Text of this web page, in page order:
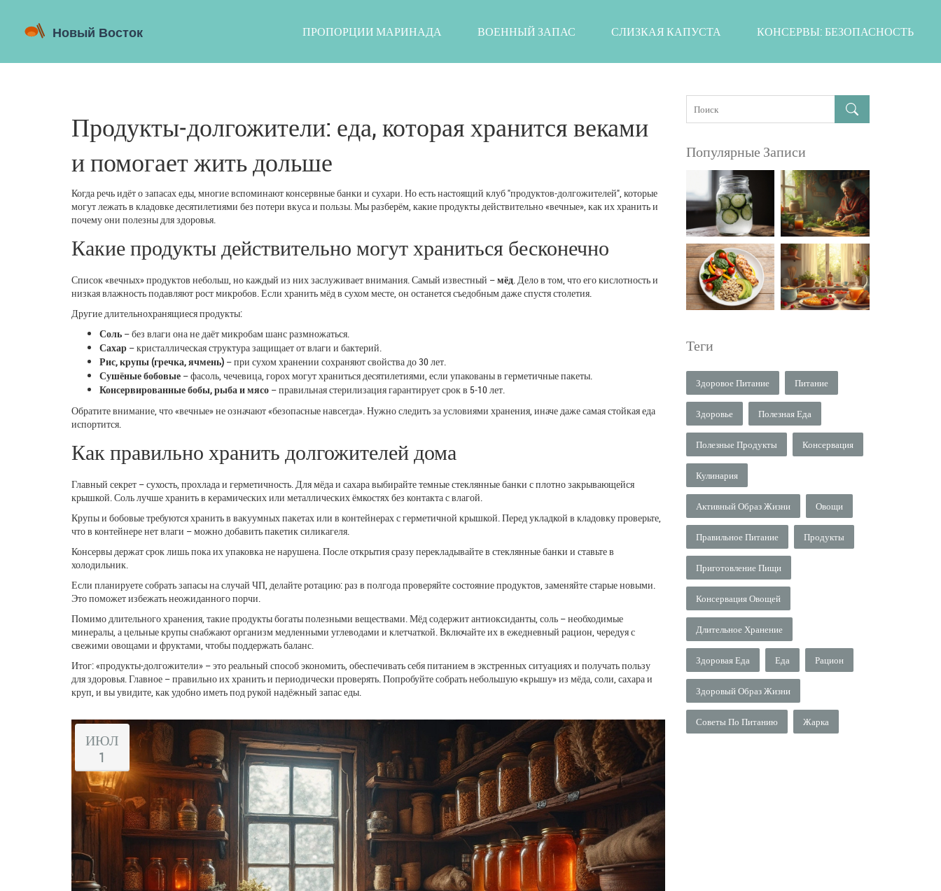
ПРОПОРЦИИ МАРИНАДА ВОЕННЫЙ ЗАПАС СЛИЗКАЯ КАПУСТА КОНСЕРВЫ: БЕЗОПАСНОСТЬ
Продукты‑долгожители: еда, которая хранится веками
и помогает жить дольше
Когда речь идёт о запасах еды, многие вспоминают консервные банки и сухари. Но есть настоящий клуб "продуктов‑долгожителей", которые
могут лежать в кладовке десятилетиями без потери вкуса и пользы. Мы разберём, какие продукты действительно «вечные», как их хранить и
почему они полезны для здоровья.
Какие продукты действительно могут храниться бесконечно
Список «вечных» продуктов небольш, но каждый из них заслуживает внимания. Самый известный –мёд . Дело в том, что его кислотность и
низкая влажность подавляют рост микробов. Если хранить мёд в сухом месте, он останется съедобным даже спустя столетия.
Другие длительнохранящиеся продукты:
Соль – без влаги она не даёт микробам шанс размножаться.
Сахар – кристаллическая структура защищает от влаги и бактерий.
Рис, крупы (гречка, ячмень) – при сухом хранении сохраняют свойства до 30 лет.
Сушёные бобовые – фасоль, чечевица, горох могут храниться десятилетиями, если упакованы в герметичные пакеты.
Консервированные бобы, рыба и мясо – правильная стерилизация гарантирует срок в 5‑10 лет.
Обратите внимание, что «вечные» не означают «безопасные навсегда». Нужно следить за условиями хранения, иначе даже самая стойкая еда
испортится.
Как правильно хранить долгожителей дома
Главный секрет – сухость, прохлада и герметичность. Для мёда и сахара выбирайте темные стеклянные банки с плотно закрывающейся
крышкой. Соль лучше хранить в керамических или металлических ёмкостях без контакта с влагой.
Крупы и бобовые требуются хранить в вакуумных пакетах или в контейнерах с герметичной крышкой. Перед укладкой в кладовку проверьте,
что в контейнере нет влаги – можно добавить пакетик силикагеля.
Консервы держат срок лишь пока их упаковка не нарушена. После открытия сразу перекладывайте в стеклянные банки и ставьте в
холодильник.
Если планируете собрать запасы на случай ЧП, делайте ротацию: раз в полгода проверяйте состояние продуктов, заменяйте старые новыми.
Это поможет избежать неожиданного порчи.
Помимо длительного хранения, такие продукты богаты полезными веществами. Мёд содержит антиоксиданты, соль – необходимые
минералы, а цельные крупы снабжают организм медленными углеводами и клетчаткой. Включайте их в ежедневный рацион, чередуя с
свежими овощами и фруктами, чтобы поддержать баланс.
Итог: «продукты‑долгожители» – это реальный способ экономить, обеспечивать себя питанием в экстренных ситуациях и получать пользу
для здоровья. Главное – правильно их хранить и периодически проверять. Попробуйте собрать небольшую «крышу» из мёда, соли, сахара и
круп, и вы увидите, как удобно иметь под рукой надёжный запас еды.
ИЮЛ
1
Популярные Записи
Теги
Здоровое Питание Питание
Здоровье Полезная Еда
Полезные Продукты Консервация
Кулинария
Активный Образ Жизни Овощи
Правильное Питание Продукты
Приготовление Пищи
Консервация Овощей
Длительное Хранение
Здоровая Еда Еда Рацион
Здоровый Образ Жизни
Советы По Питанию Жарка